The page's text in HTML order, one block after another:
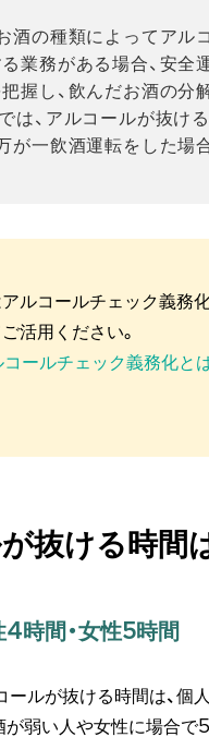
酒の種類によってアル
業務がある場合、安全
握し、飲んだお酒の
は、アルコールが抜け
が一飲酒運転をした場
ルコールチェック義務
活用ください。
コールチェック義務化と
抜ける時間
時間・女性5時間
ールが抜ける時間は、個
が弱い人や女性に場合で